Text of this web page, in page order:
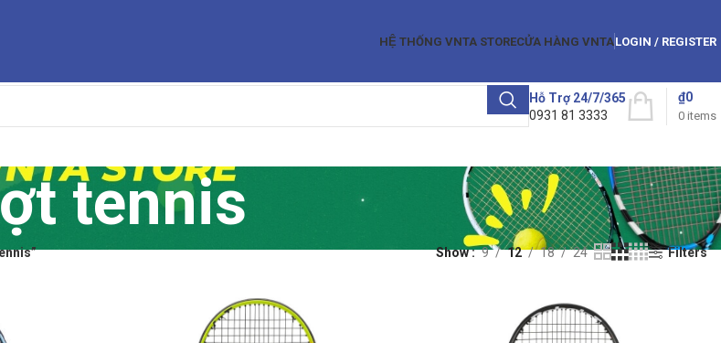
HỆ THỐNG VNTA STORECỬA HÀNG VNTALOGIN / REGISTER
Hỗ Trợ 24/7/365
0931 81 3333
0 items
₫0
tennis
Show 9 12 18 24 Filters